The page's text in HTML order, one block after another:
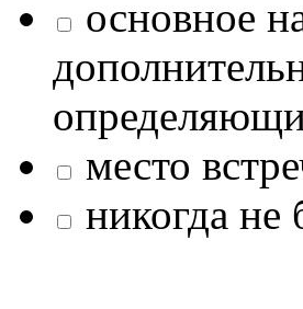
основное
место
никогда